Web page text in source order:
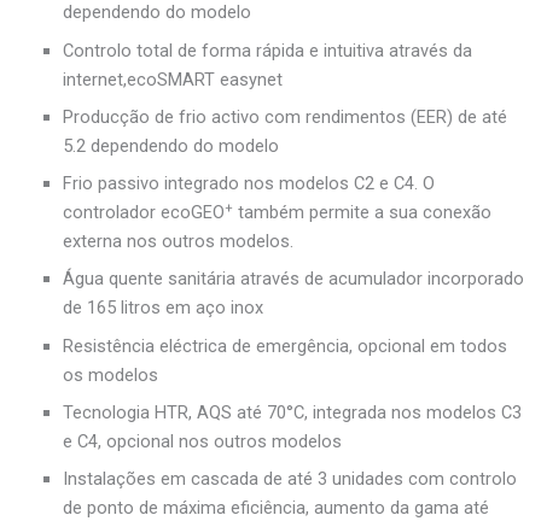
dependendo do modelo
Controlo total de forma rápida e intuitiva através da
internet,ecoSMART easynet
Producção de frio activo com rendimentos (EER) de até
5.2 dependendo do modelo
Frio passivo integrado nos modelos C2 e C4. O
controlador ecoGEO+ também permite a sua conexão
externa nos outros modelos.
Água quente sanitária através de acumulador incorporado
de 165 litros em aço inox
Resistência eléctrica de emergência, opcional em todos
os modelos
Tecnologia HTR, AQS até 70°C, integrada nos modelos C3
e C4, opcional nos outros modelos
Instalações em cascada de até 3 unidades com controlo
de ponto de máxima eficiência, aumento da gama até